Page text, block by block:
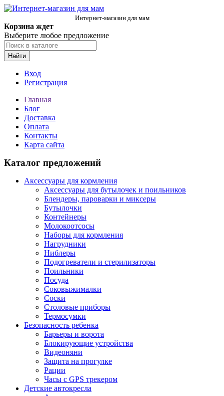
Интернет-магазин для мам
Корзина ждет
Выберите любое предложение
Найти
Вход
Регистрация
Главная
Блог
Доставка
Оплата
Контакты
Карта сайта
Каталог предложений
Аксессуары для кормления
Аксессуары для бутылочек и поильников
Блендеры, пароварки и миксеры
Бутылочки
Контейнеры
Молокоотсосы
Наборы для кормления
Нагрудники
Ниблеры
Подогреватели и стерилизаторы
Поильники
Посуда
Соковыжималки
Соски
Столовые приборы
Термосумки
Безопасность ребенка
Барьеры и ворота
Блокирующие устройства
Видеоняни
Защита на прогулке
Рации
Часы с GPS трекером
Детские автокресла